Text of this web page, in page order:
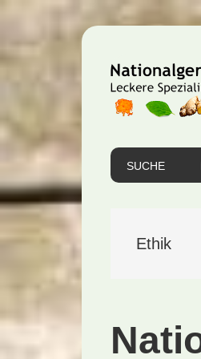
Hauptnavigation
springen
springen
Seitenspalte
springen
SUCHE
Ethik